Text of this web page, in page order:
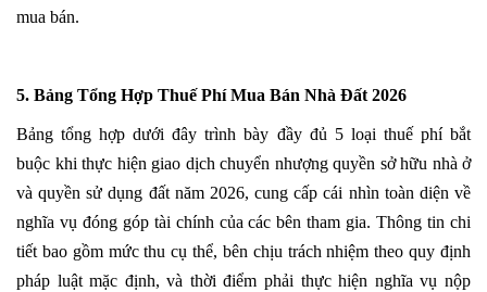
mua bán.
5. Bảng Tổng Hợp Thuế Phí Mua Bán Nhà Đất 2026
Bảng tổng hợp dưới đây trình bày đầy đủ 5 loại thuế phí bắt
buộc khi thực hiện giao dịch chuyển nhượng quyền sở hữu nhà ở
và quyền sử dụng đất năm 2026, cung cấp cái nhìn toàn diện về
nghĩa vụ đóng góp tài chính của các bên tham gia. Thông tin chi
tiết bao gồm mức thu cụ thể, bên chịu trách nhiệm theo quy định
pháp luật mặc định, và thời điểm phải thực hiện nghĩa vụ nộp